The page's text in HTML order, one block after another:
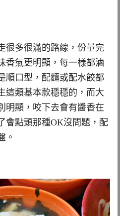
很多很滿的路線，份量完
香氣更明顯，每一樣都滷
順口型，配麵或配水餃都
這類基本款穩穩的，而大
明顯，咬下去會有醬香在
會點頭那種OK沒問題，配
。